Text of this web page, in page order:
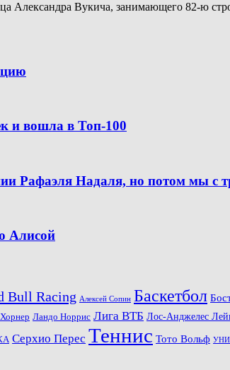
Александра Вукича, занимающего 82-ю
и вошла в Топ-100
Рафаэля Надаля, но потом мы с
Алисой
Bull Racing Алексей Сопин Баскетбол
Ландо Норрис Лига ВТБ Лос-Анджелес
Серхио Перес Теннис Тото Вольф